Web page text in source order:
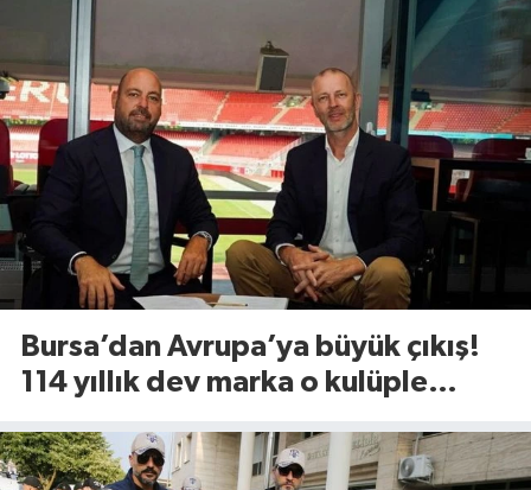
Bursa’dan Avrupa’ya büyük çıkış!
114 yıllık dev marka o kulüple